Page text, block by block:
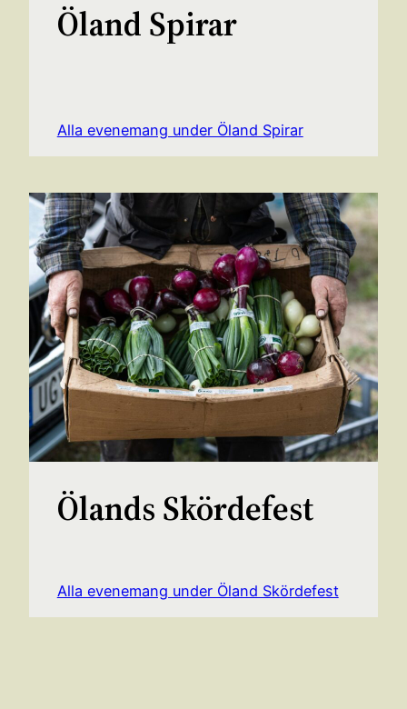
Öland Spirar
Alla evenemang under Öland Spirar
Ölands Skördefest
Alla evenemang under Öland Skördefest